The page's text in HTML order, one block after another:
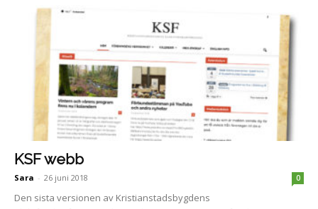
KSF webb
Sara - 26 juni 2018 0
Den sista versionen av Kristianstadsbygdens